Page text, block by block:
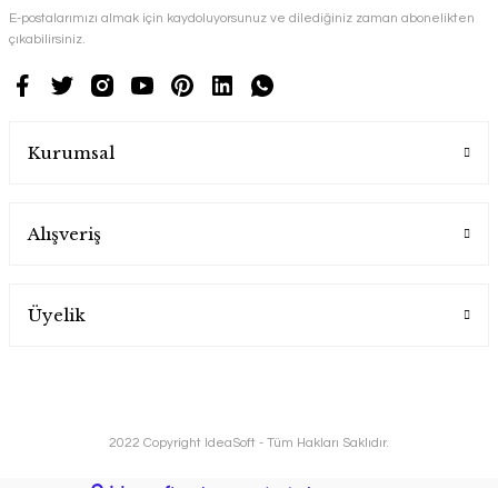
E-postalarımızı almak için kaydoluyorsunuz ve dilediğiniz zaman abonelikten
çıkabilirsiniz.
Kurumsal
Alışveriş
Üyelik
2022 Copyright IdeaSoft - Tüm Hakları Saklıdır.